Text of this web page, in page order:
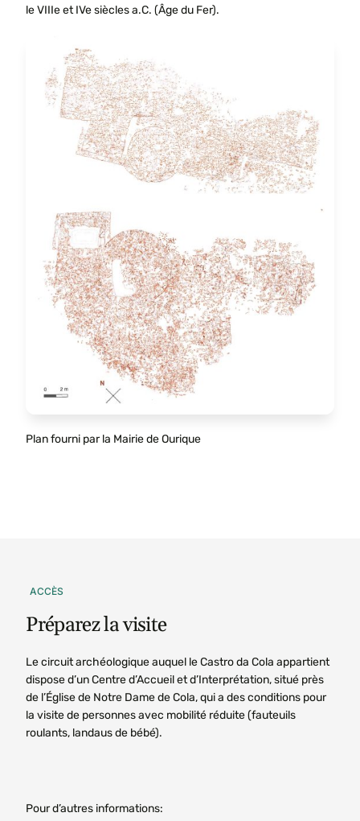
le VIIIe et IVe siècles a.C. (Âge du Fer).
Plan fourni par la Mairie de Ourique
ACCÈS
Préparezlavisite
Le circuit archéologique auquel le Castro da Cola appartient
dispose d’un Centre d’Accueil et d’Interprétation, situé près
de l’Église de Notre Dame de Cola, qui a des conditions pour
la visite de personnes avec mobilité réduite (fauteuils
roulants, landaus de bébé).
Pour d’autres informations: